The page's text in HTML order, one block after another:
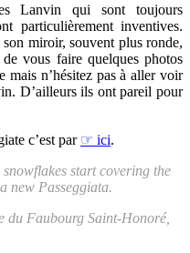
Lanvin qui sont toujours
particulièrement inventives.
miroir, souvent plus ronde,
vous faire quelques photos
mais n’hésitez pas à aller voir
D’ailleurs ils ont pareil pour
c’est par ☞ ici.
start covering the
new Passeggiata.
du Faubourg Saint-Honoré,